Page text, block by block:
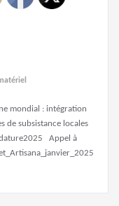
mondial : intégration
de subsistance locales
Appel à